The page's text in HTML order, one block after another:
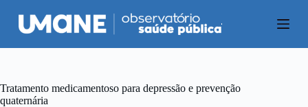
P
u
a
a
r
Tratamento medicamentoso para depressão e prevenção
quaternária